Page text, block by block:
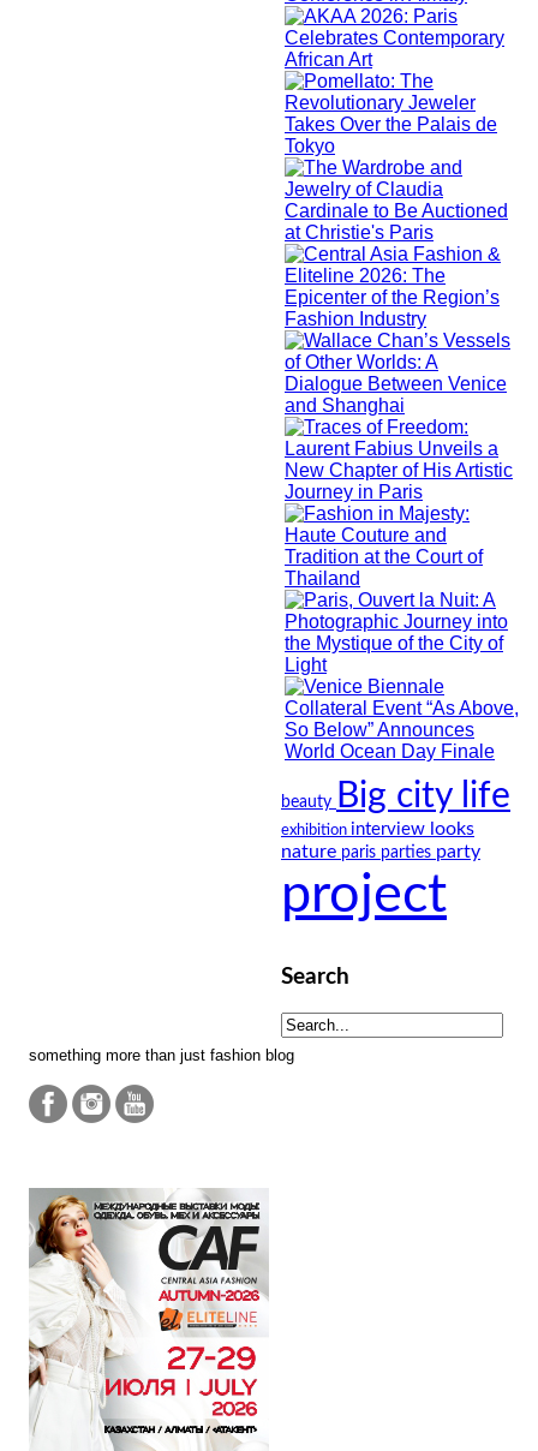
beauty Big city life
exhibition interview looks
nature paris parties party
project
Search
something more than just fashion blog